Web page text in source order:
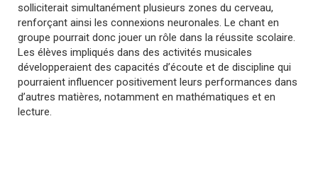
solliciterait simultanément plusieurs zones du cerveau,
renforçant ainsi les connexions neuronales. Le chant en
groupe pourrait donc jouer un rôle dans la réussite scolaire.
Les élèves impliqués dans des activités musicales
développeraient des capacités d’écoute et de discipline qui
pourraient influencer positivement leurs performances dans
d’autres matières, notamment en mathématiques et en
lecture.